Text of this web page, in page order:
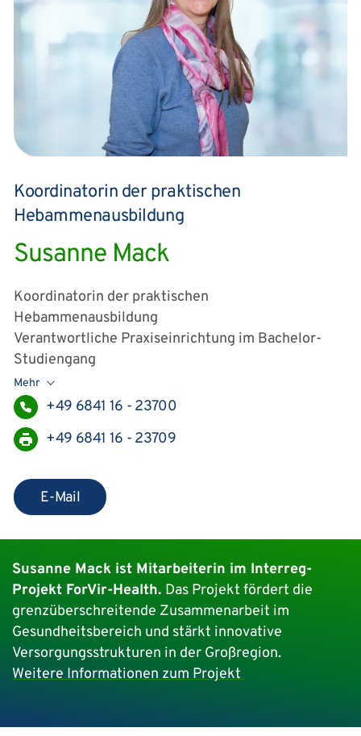
Koordinatorin der praktischen
Hebammenausbildung
Susanne Mack
Koordinatorin der praktischen
Hebammenausbildung
Verantwortliche Praxiseinrichtung im Bachelor-
Studiengang
Mehr
+49 6841 16 - 23700
+49 6841 16 - 23709
E-Mail
Susanne Mack ist Mitarbeiterin im Interreg-
Projekt ForVir-Health. Das Projekt fördert die
grenzüberschreitende Zusammenarbeit im
Gesundheitsbereich und stärkt innovative
Versorgungsstrukturen in der Großregion.
Weitere Informationen zum Projekt